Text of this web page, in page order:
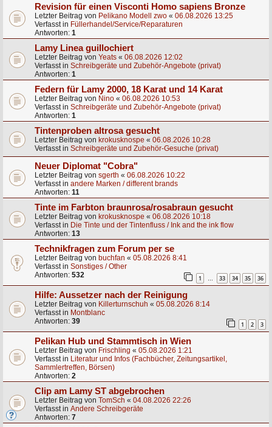
Revision für einen Visconti Homo sapiens Bronze
Letzter Beitrag von Pelikano Modell zwo « 06.08.2026 13:25
Verfasst in Füllerhandel/Service/Reparaturen
Antworten: 1
Lamy Linea guillochiert
Letzter Beitrag von Yeats « 06.08.2026 12:02
Verfasst in Schreibgeräte und Zubehör-Angebote (privat)
Antworten: 1
Federn für Lamy 2000, 18 Karat und 14 Karat
Letzter Beitrag von Nino « 06.08.2026 10:53
Verfasst in Schreibgeräte und Zubehör-Angebote (privat)
Antworten: 1
Tintenproben altrosa gesucht
Letzter Beitrag von krokusknospe « 06.08.2026 10:28
Verfasst in Schreibgeräte und Zubehör-Gesuche (privat)
Neuer Diplomat "Cobra"
Letzter Beitrag von sgerth « 06.08.2026 10:22
Verfasst in andere Marken / different brands
Antworten: 11
Tinte im Farbton braunrosa/rosabraun gesucht
Letzter Beitrag von krokusknospe « 06.08.2026 10:18
Verfasst in Die Tinte und der Tintenfluss / Ink and the ink flow
Antworten: 13
Technikfragen zum Forum per se
Letzter Beitrag von buchfan « 05.08.2026 8:41
Verfasst in Sonstiges / Other
Antworten: 532 1 … 33 34 35 36
Hilfe: Aussetzer nach der Reinigung
Letzter Beitrag von Killerturnschuh « 05.08.2026 8:14
Verfasst in Montblanc
Antworten: 39 1 2 3
Pelikan Hub und Stammtisch in Wien
Letzter Beitrag von Frischling « 05.08.2026 1:21
Verfasst in Literatur und Infos (Fachbücher, Zeitungsartikel,
Sammlertreffen, Börsen)
Antworten: 2
Clip am Lamy ST abgebrochen
Letzter Beitrag von TomSch « 04.08.2026 22:26
Verfasst in Andere Schreibgeräte
Antworten: 7